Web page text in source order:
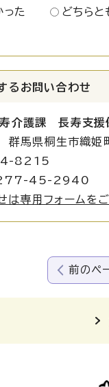
った
どちら
る お問い合わせ
介護課 長寿支援係
馬県桐生市織姫
8215
0277-45-2940
は専用フォームをご
前のペ